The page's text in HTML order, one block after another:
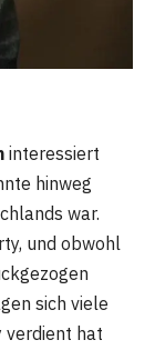
interessiert
hinweg
war.
und obwohl
sich viele
verdient hat